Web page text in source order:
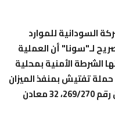
السودانية للموارد
لـ"سونا" أن العملية
الأمنية بمحلية
تفتيش بمنفذ الميزان
بكوستي. وأضاف أنه تم فتح البلاغين رقم 269/270، 32 معادن